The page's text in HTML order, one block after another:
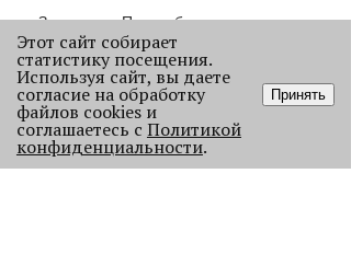
Заправки в Перми будут закрываться во
время действия беспилотной опасности
Ученые рассказали о причинах
активности змей в Пермском крае
Ученые начали изучение состояния
Этот сайт собирает
статистику посещения.
Используя сайт, вы даете
согласие на обработку
файлов cookies и
соглашаетесь с Политикой
конфиденциальности.
Принять